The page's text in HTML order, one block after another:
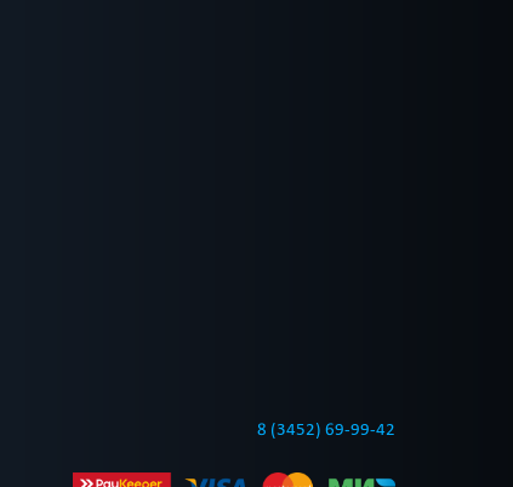
8 (3452) 69-99-42